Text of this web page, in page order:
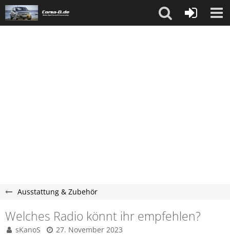
Ausstattung & Zubehör
Welches Radio könnt ihr empfehlen?
sKanoS
27. November 2023